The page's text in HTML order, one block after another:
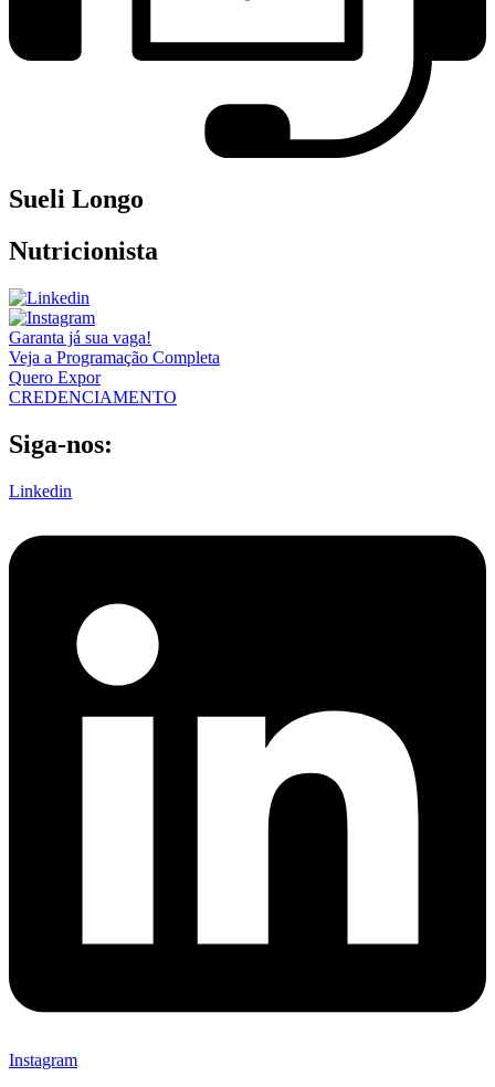
Sueli Longo
Nutricionista
Garanta já sua vaga!
Veja a Programação Completa
Quero Expor
CREDENCIAMENTO
Siga-nos:
Linkedin
Instagram